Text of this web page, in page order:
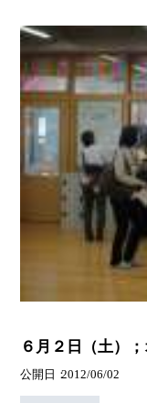
６月２日（土）
公開日 2012/06/02